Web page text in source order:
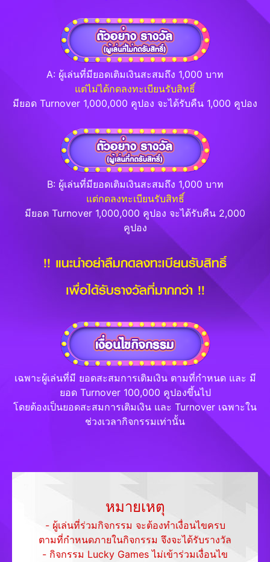
A: ผู้เล่นที่มียอดเติมเงินสะสมถึง 1,000 บาท
แต่ไม่ได้กดลงทะเบียนรับสิทธิ์
มียอด Turnover 1,000,000 คูปอง จะได้รับคืน 1,000 คูปอง
B: ผู้เล่นที่มียอดเติมเงินสะสมถึง 1,000 บาท
แต่กดลงทะเบียนรับสิทธิ์
มียอด Turnover 1,000,000 คูปอง จะได้รับคืน 2,000
คูปอง
!! แนะนำอย่าลืมกดลงทะเบียนรับสิทธิ์
เพื่อได้รับรางวัลที่มากกว่า !!
เฉพาะผู้เล่นที่มี ยอดสะสมการเติมเงิน ตามที่กำหนด และ มี
ยอด Turnover 100,000 คูปองขึ้นไป
โดยต้องเป็นยอดสะสมการเติมเงิน และ Turnover เฉพาะใน
ช่วงเวลากิจกรรมเท่านั้น
หมายเหตุ
- ผู้เล่นที่ร่วมกิจกรรม จะต้องทำเงื่อนไขครบ
ตามที่กำหนดภายในกิจกรรม จึงจะได้รับรางวัล
- กิจกรรม Lucky Games ไม่เข้าร่วมเงื่อนไข